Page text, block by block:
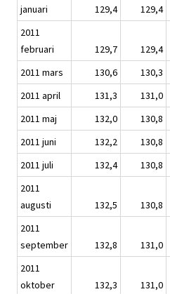
januari
129,4 129,4
2011
februari
129,7 129,4
2011 mars
130,6 130,3
2011 april
131,3 131,0
2011 maj
132,0 130,8
2011 juni
132,2 130,8
2011 juli
132,4 130,8
2011
augusti
132,5 130,8
2011
september
132,8 131,0
2011
oktober
132,3 131,0